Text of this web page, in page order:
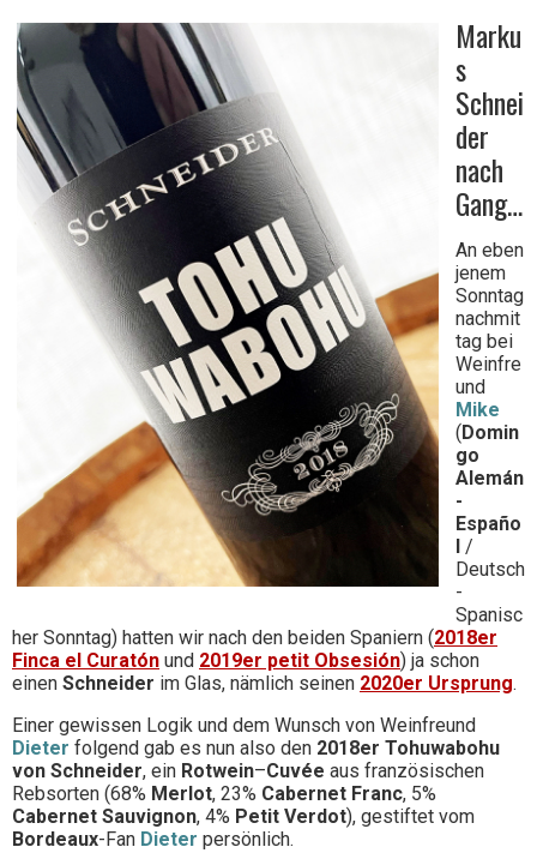
Wein
Marku
s
Schnei
der
nach
Gang…
An eben
jenem
Sonntag
nachmit
tag bei
Weinfre
und
Mike
( Domin
go
Alemán
-
Españo
/
Deutsch
-
Spanisc
her Sonntag) hatten wir nach den beiden Spaniern (2018er
Finca el Curatón und 2019er petit Obsesión) ja schon
einen Schneider im Glas, nämlich seinen 2020er Ursprung.
Einer gewissen Logik und dem Wunsch von Weinfreund
Dieter folgend gab es nun also den 2018er Tohuwabohu
von Schneider, ein Rotwein–Cuvée aus französischen
Rebsorten (68% Merlot, 23% Cabernet Franc, 5%
Cabernet Sauvignon, 4% Petit Verdot), gestiftet vom
Bordeaux-Fan Dieter persönlich.